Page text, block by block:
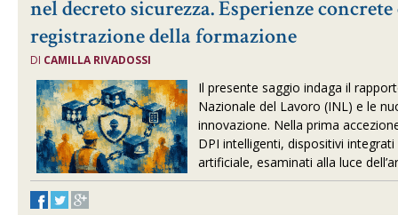
nel decreto sicurezza. Esperienze
registrazione della formazione
DI CAMILLA RIVADOSSI
Il presente saggio indaga il
Nazionale del Lavoro (INL) e le
innovazione. Nella prima
DPI intelligenti, dispositivi
artificiale, esaminati alla luce